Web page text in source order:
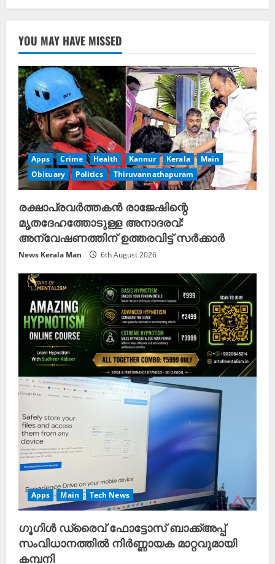
YOU MAY HAVE MISSED
Apps Crime Health Kannur Kerala
Main
Obituary
Politics Thiruvannathapuram
രക്ഷാപ്രവർത്തകൻ രാജേഷിന്റെ
മൃതദേഹത്തോടുള്ള അനാദരവ്:
അന്വേഷണത്തിന് ഉത്തരവിട്ട് സർക്കാർ
News Kerala Man 6th August 2026
Apps Main Tech News
ഗൂഗിൾ ഡ്രൈവ് ഫോട്ടോസ് ബാക്ക്അപ്പ്
സംവിധാനത്തിൽ നിർണ്ണായക മാറ്റവുമായി
കമ്പനി